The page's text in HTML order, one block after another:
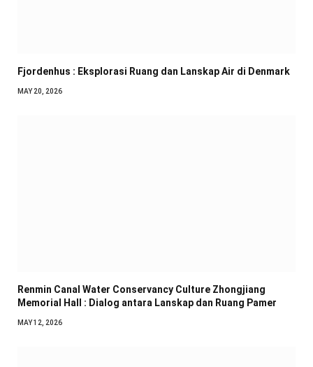
Fjordenhus : Eksplorasi Ruang dan Lanskap Air di Denmark
MAY 20, 2026
Renmin Canal Water Conservancy Culture Zhongjiang
Memorial Hall : Dialog antara Lanskap dan Ruang Pamer
MAY 12, 2026